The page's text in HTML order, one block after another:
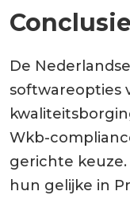
Conclusie
De
softwareopties
Wkb-
gerichte
hun gelijke in